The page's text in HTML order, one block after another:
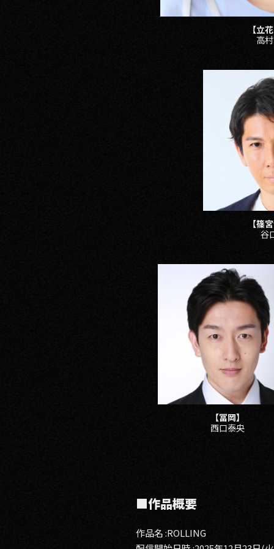
【立
高
【篠
谷
【冨岡】
西口泰央
■作品概要
作品名 :ROLLING